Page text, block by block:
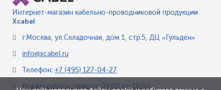
Интернет-магазин кабельно-проводниковой продукции
Xcabel
г.Москва, ул.Складочная, дом 1, стр.5, ДЦ «Гульден»
info@xcabel.ru
Телефон: +7 (495) 127-04-27
Режим работы офиса с 09:00 до 18:00